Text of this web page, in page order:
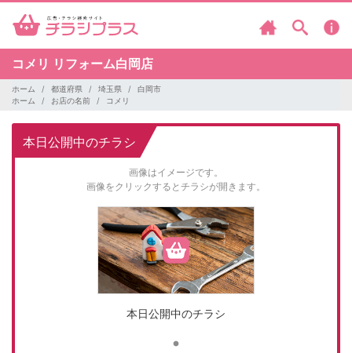
コメリ リフォーム白岡店
ホーム 都道府県 埼玉県
白岡市
ホーム
お店の名前 コメリ
本日公開中のチラシ
画像はイメージです。
画像をクリックするとチラシが開きます。
本日公開中のチラシ